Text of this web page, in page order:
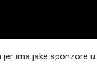
ima jake sponzore